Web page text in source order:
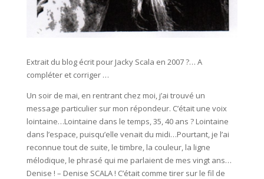
Extrait du blog écrit pour Jacky Scala en 2007 ?… A
compléter et corriger …
Un soir de mai, en rentrant chez moi, j’ai trouvé un
message particulier sur mon répondeur. C’était une voix
lointaine…Lointaine dans le temps, 35, 40 ans ? Lointaine
dans l’espace, puisqu’elle venait du midi…Pourtant, je l’ai
reconnue tout de suite, le timbre, la couleur, la ligne
mélodique, le phrasé qui me parlaient de mes vingt ans…
Denise ! – Denise SCALA ! C’était comme tirer sur le fil de